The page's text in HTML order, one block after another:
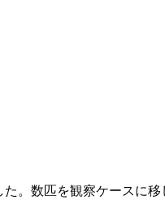
。数匹を観察ケースに移